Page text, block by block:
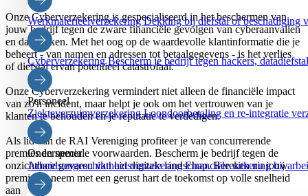
WerkmaterieelverzekeringDekking bij diefstal of beschadiging
CyberverzekeringBescherm je bedrijf tegen hackers,
Personeel
ZiekteverzuimverzekeringLoondoorbetaling en re-integratie
Ondernemer
ArbeidsongeschiktheidsverzekeringFinanciële uitkering bij
Onze Cyberverzekering is gespecialiseerd in het beschermen van
jouw bedrijf tegen de zware financiële gevolgen van cyberaanvallen
en datalekken. Met het oog op de waardevolle klantinformatie die je
beheert - van namen en adressen tot betaalgegevens - is het verlies
of diefstal ervan potentieel catastrofaal.
Onze Cyberverzekering vermindert niet alleen de financiële impact
van zo'n incident, maar helpt je ook om het vertrouwen van je
klanten te behouden en je reputatie te verdedigen.
Als lid van de RAI Vereniging profiteer je van concurrerende
premies en speciale voorwaarden. Bescherm je bedrijf tegen de
onzichtbare gevaren van het digitale landschap. Bereken nu jouw
premie en neem met een gerust hart de toekomst op volle snelheid
aan